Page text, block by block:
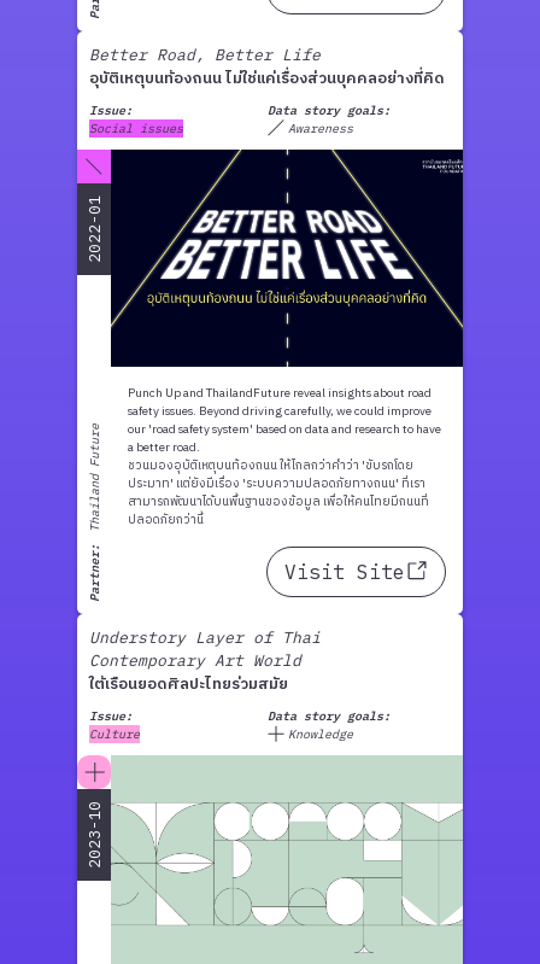
Better Road, Better Life
อุบัติเหตุบนท้องถนน ไม่ใช่แค่เรื่องส่วนบุคคลอย่างที่คิด
Issue:
Social issues
Data story goals:
Awareness
Partner:
Thailand Future
2022-01
Punch Up and ThailandFuture reveal insights about road
safety issues. Beyond driving carefully, we could improve
our 'road safety system' based on data and research to have
a better road.
ชวนมองอุบัติเหตุบนท้องถนน ให้ไกลกว่าคำว่า 'ขับรถโดย
ประมาท' แต่ยังมีเรื่อง 'ระบบความปลอดภัยทางถนน' ที่เรา
สามารถพัฒนาได้บนพื้นฐานของข้อมูล เพื่อให้คนไทยมีถนนที่
ปลอดภัยกว่านี้
Visit Site
Understory Layer of Thai
Contemporary Art World
ใต้เรือนยอดศิลปะไทยร่วมสมัย
Issue:
Culture
Data story goals:
Knowledge
2023-10